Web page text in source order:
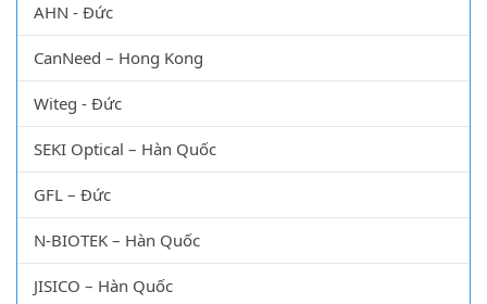
AHN - Đức
CanNeed – Hong Kong
Witeg - Đức
SEKI Optical – Hàn Quốc
GFL – Đức
N-BIOTEK – Hàn Quốc
JISICO – Hàn Quốc